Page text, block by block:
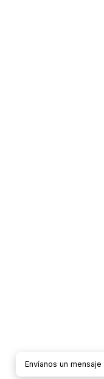
Envíanos un